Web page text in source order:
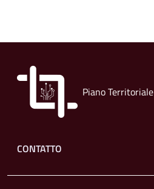
Piano Territoriale
Footer menu
CONTATTO